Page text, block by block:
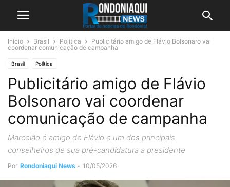
Início Brasil Política
Publicitário amigo de Flávio Bolsonaro vai
coordenar comunicação de campanha
Brasil Política
Publicitário amigo de Flávio
Bolsonaro vai coordenar
comunicação de campanha
Marcelão é amigo de Flávio e um dos principais
conselheiros de sua pré-candidatura a presidente
Por Rondoniaqui News - 10/05/2026